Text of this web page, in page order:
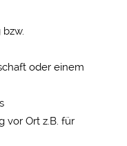
oder einem
vor Ort z.B. für